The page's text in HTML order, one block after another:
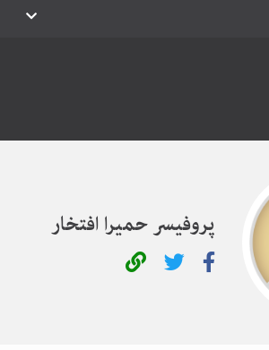
پروفیسر حمیرا افتخار